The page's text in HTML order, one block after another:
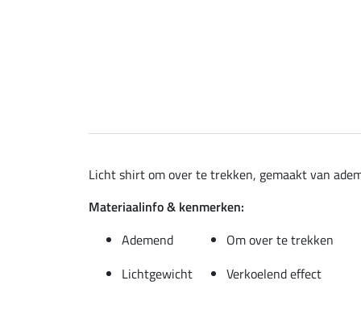
Licht shirt om over te trekken, gemaakt van
Materiaalinfo & kenmerken:
Ademend
Om over te trekken
Lichtgewicht
Verkoelend effect